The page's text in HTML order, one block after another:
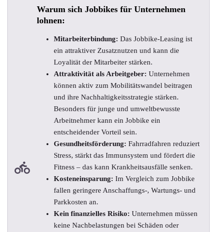
Warum sich Jobbikes für Unternehmen
lohnen:
Mitarbeiterbindung: Das Jobbike-Leasing ist
ein attraktiver Zusatznutzen und kann die
Loyalität der Mitarbeiter stärken.
Attraktivität als Arbeitgeber: Unternehmen
können aktiv zum Mobilitätswandel beitragen
und ihre Nachhaltigkeitsstrategie stärken.
Besonders für junge und umweltbewusste
Arbeitnehmer kann ein Jobbike ein
entscheidender Vorteil sein.
Gesundheitsförderung: Fahrradfahren reduziert
Stress, stärkt das Immunsystem und fördert die
Fitness – das kann Krankheitsausfälle senken.
Kosteneinsparung: Im Vergleich zum Jobbike
fallen geringere Anschaffungs-, Wartungs- und
Parkkosten an.
Kein finanzielles Risiko: Unternehmen müssen
keine Nachbelastungen bei Schäden oder